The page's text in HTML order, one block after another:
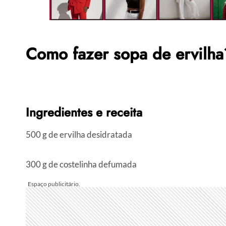
Como fazer sopa de
Ingredientes e receita
500 g de ervilha desidratada
300 g de costelinha defumada